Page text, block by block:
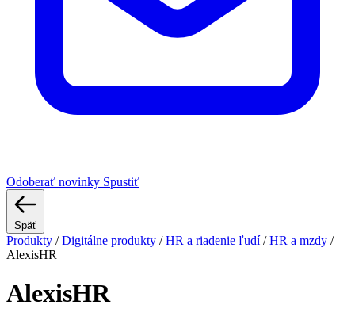
Odoberať novinky Spustiť
Späť
Produkty / Digitálne produkty / HR a riadenie ľudí/ HR a mzdy /
AlexisHR
AlexisHR